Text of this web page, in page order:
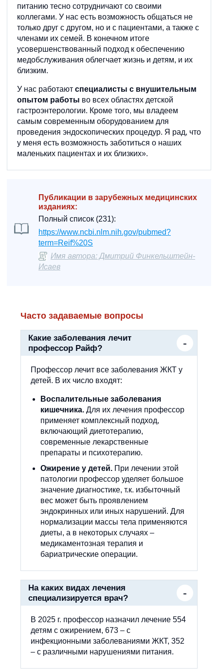
питанию тесно сотрудничают со своими
коллегами. У нас есть возможность общаться не
только друг с другом, но и с пациентами, а также с
членами их семей. В конечном итоге
усовершенствованный подход к обеспечению
медобслуживания облегчает жизнь и детям, и их
близким.
У нас работают специалисты с внушительным
опытом работы во всех областях детской
гастроэнтерологии. Кроме того, мы владеем
самым современным оборудованием для
проведения эндоскопических процедур. Я рад, что
у меня есть возможность заботиться о наших
маленьких пациентах и их близких».
Публикации в зарубежных медицинских
изданиях:
Полный список (231):
https://www.ncbi.nlm.nih.gov/pubmed?
term=Reif%20S
Имя автора: Дмитрий Финкельштейн-
Исаев
Часто задаваемые вопросы
Какие заболевания лечит
профессор Райф?
Профессор лечит все заболевания ЖКТ у
детей. В их число входят:
Воспалительные заболевания
кишечника. Для их лечения профессор
применяет комплексный подход,
включающий диетотерапию,
современные лекарственные
препараты и психотерапию.
Ожирение у детей. При лечении этой
патологии профессор уделяет большое
значение диагностике, т.к. избыточный
вес может быть проявлением
эндокринных или иных нарушений. Для
нормализации массы тела применяются
диеты, а в некоторых случаях –
медикаментозная терапия и
бариатрические операции.
На каких видах лечения
специализируется врач?
В 2025 г. профессор назначил лечение 554
детям с ожирением, 673 – с
инфекционными заболеваниями ЖКТ, 352
– с различными нарушениями питания.